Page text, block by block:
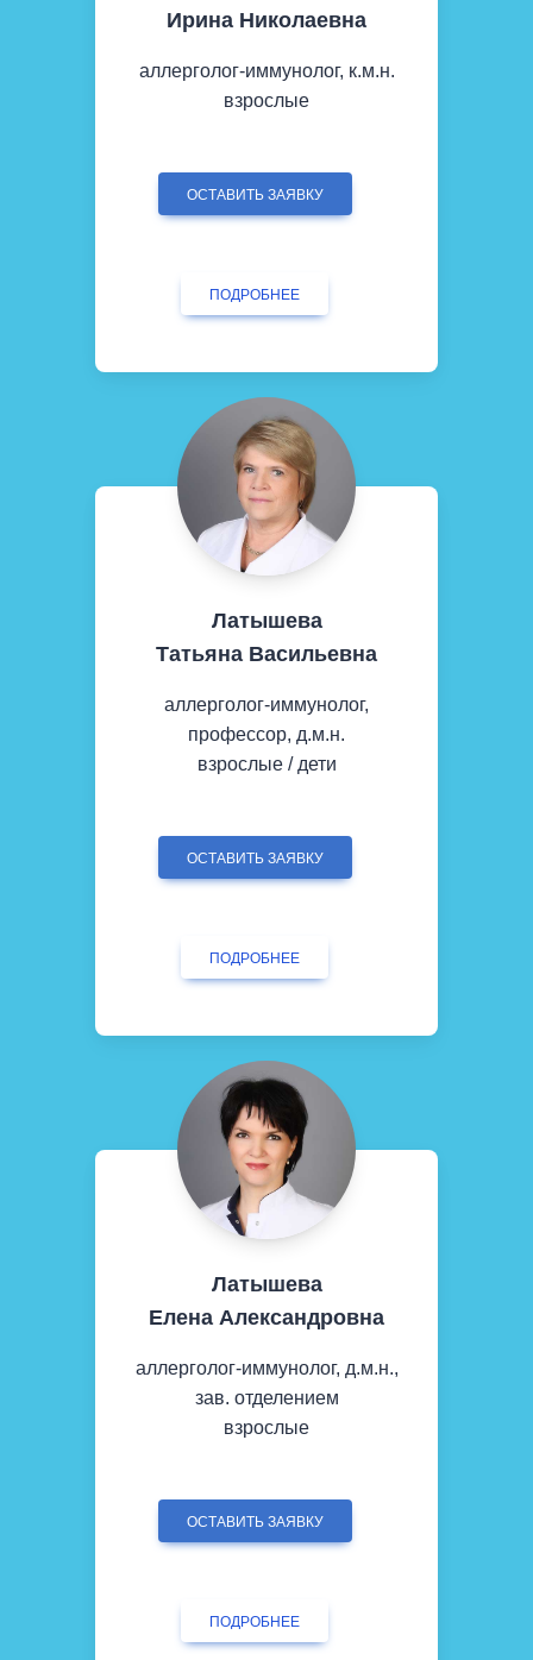
Ирина Николаевна
аллерголог-иммунолог, к.м.н.
взрослые
ОСТАВИТЬ ЗАЯВКУ
ПОДРОБНЕЕ
Латышева
Татьяна Васильевна
аллерголог-иммунолог,
профессор, д.м.н.
взрослые / дети
ОСТАВИТЬ ЗАЯВКУ
ПОДРОБНЕЕ
Латышева
Елена Александровна
аллерголог-иммунолог, д.м.н.,
зав. отделением
взрослые
ОСТАВИТЬ ЗАЯВКУ
ПОДРОБНЕЕ